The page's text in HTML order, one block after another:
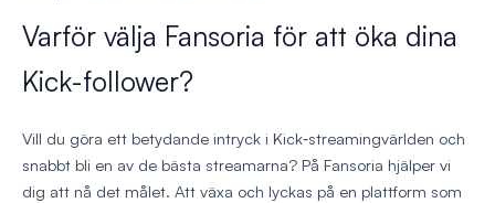
Varför välja Fansoria för att öka dina
Kick-follower?
Vill du göra ett betydande intryck i Kick‑streamingvärlden och
snabbt bli en av de bästa streamarna? På Fansoria hjälper vi
dig att nå det målet. Att växa och lyckas på en plattform som